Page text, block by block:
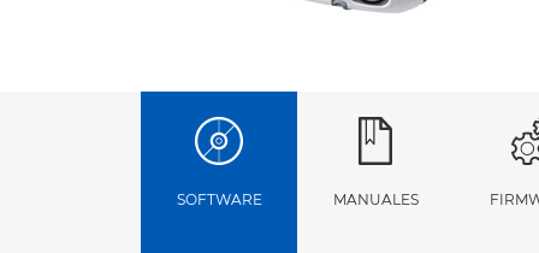
SOFTWARE MANUALES